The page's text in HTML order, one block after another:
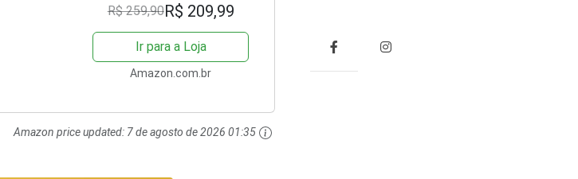
R$ 259,90R$ 209,99
Ir para a Loja
Amazon.com.br
Amazon price updated: 7 de agosto de 2026 01:35